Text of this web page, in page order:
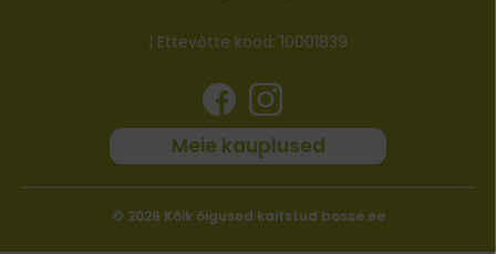
| Ettevõtte kood: 10001839
Meie kauplused
© 2026 Kõik õigused kaitstud bosse.ee